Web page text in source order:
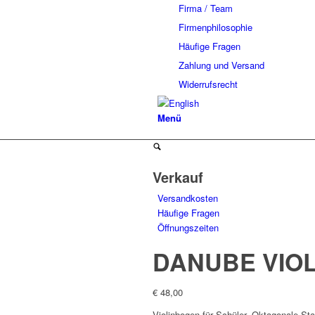
Firma / Team
Firmenphilosophie
Häufige Fragen
Zahlung und Versand
Widerrufsrecht
Menü
Verkauf
Versandkosten
Häufige Fragen
Öffnungszeiten
DANUBE
€ 48,00